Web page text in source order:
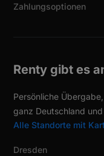
Zahlungsoptionen
Renty gibt es
Persönliche
ganz Deutschland
Alle Standorte mit
Dresden